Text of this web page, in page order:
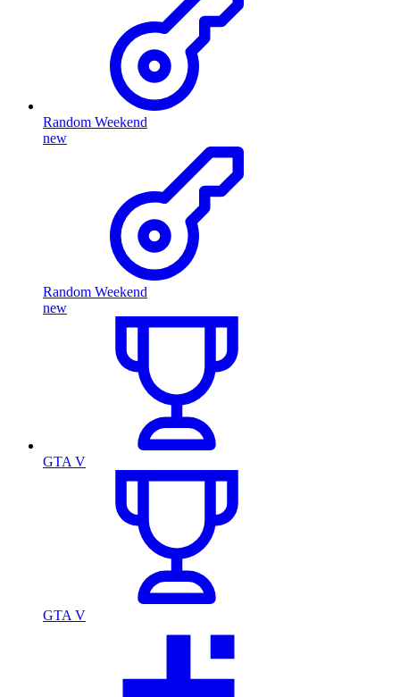
Random Weekend
new
Random Weekend
new
GTA V
GTA V